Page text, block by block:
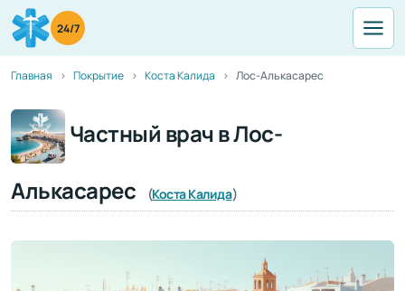
24/7
Главная Покрытие Коста Калида Лос-Алькасарес
Частный врач в Лос-
Алькасарес
(Коста Калида)